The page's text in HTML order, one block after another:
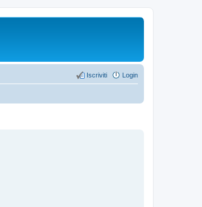
Login
Iscriviti